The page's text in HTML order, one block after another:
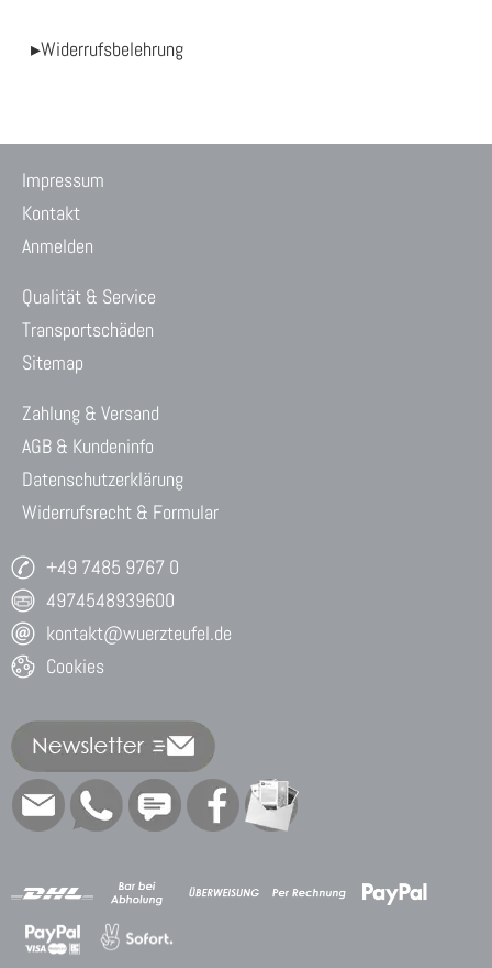
▸Widerrufsbelehrung
Impressum
Kontakt
Anmelden
Qualität & Service
Transportschäden
Sitemap
Zahlung & Versand
AGB & Kundeninfo
Datenschutzerklärung
Widerrufsrecht & Formular
+49 7485 9767 0
4974548939600
kontakt@wuerzteufel.de
Cookies